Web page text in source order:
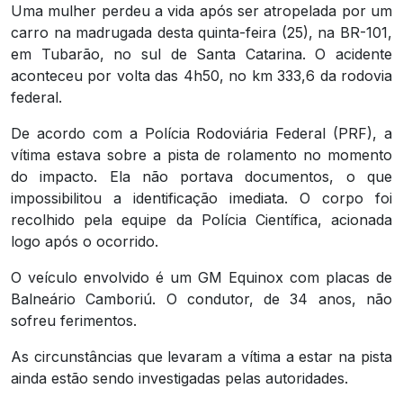
Uma mulher perdeu a vida após ser atropelada por um
carro na madrugada desta quinta-feira (25), na BR-101,
em Tubarão, no sul de Santa Catarina. O acidente
aconteceu por volta das 4h50, no km 333,6 da rodovia
federal.
De acordo com a Polícia Rodoviária Federal (PRF), a
vítima estava sobre a pista de rolamento no momento
do impacto. Ela não portava documentos, o que
impossibilitou a identificação imediata. O corpo foi
recolhido pela equipe da Polícia Científica, acionada
logo após o ocorrido.
O veículo envolvido é um GM Equinox com placas de
Balneário Camboriú. O condutor, de 34 anos, não
sofreu ferimentos.
As circunstâncias que levaram a vítima a estar na pista
ainda estão sendo investigadas pelas autoridades.